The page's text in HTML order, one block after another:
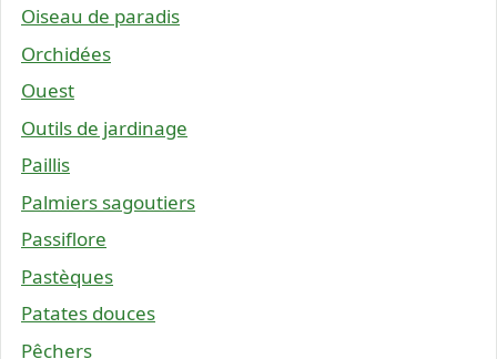
Oiseau de paradis
Orchidées
Ouest
Outils de jardinage
Paillis
Palmiers sagoutiers
Passiflore
Pastèques
Patates douces
Pêchers